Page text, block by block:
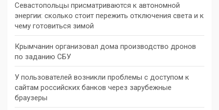
Севастопольцы присматриваются к автономной
энергии: сколько стоит пережить отключения света и к
чему готовиться зимой
Крымчанин организовал дома производство дронов
по заданию СБУ
У пользователей возникли проблемы с доступом к
сайтам российских банков через зарубежные
браузеры